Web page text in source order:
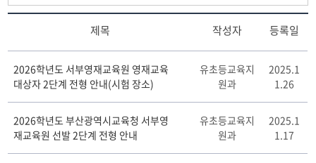
등
과
정
게
시
제목 작성자 등록일
2026학년도 서부영재교육원 영재교육
대상자 2단계 전형 안내(시험 장소)
유초등교육지
원과
2025.1
1.26
2026학년도 부산광역시교육청 서부영
재교육원 선발 2단계 전형 안내
유초등교육지
원과
2025.1
1.17